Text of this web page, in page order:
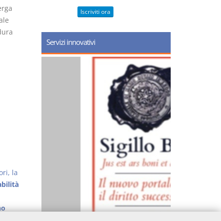
la
Iscriviti ora
Servizi innovativi